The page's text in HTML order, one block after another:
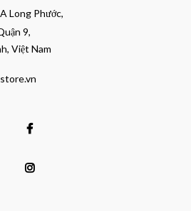
Long Phước,
9,
Việt Nam